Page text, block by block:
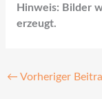
Hinweis: Bilder
erzeugt.
← Vorheriger